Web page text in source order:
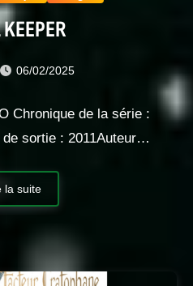
06/02/2025
Chronique de la série :
de sortie : 2011Auteur…
la suite